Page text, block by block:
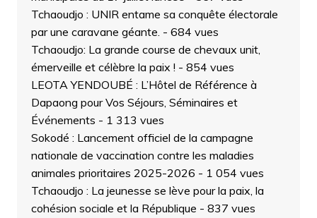
Tchaoudjo : UNIR entame sa conquête électorale
par une caravane géante. - 684 vues
Tchaoudjo: La grande course de chevaux unit,
émerveille et célèbre la paix ! - 854 vues
LEOTA YENDOUBÉ : L’Hôtel de Référence à
Dapaong pour Vos Séjours, Séminaires et
Événements - 1 313 vues
Sokodé : Lancement officiel de la campagne
nationale de vaccination contre les maladies
animales prioritaires 2025-2026 - 1 054 vues
Tchaoudjo : La jeunesse se lève pour la paix, la
cohésion sociale et la République - 837 vues